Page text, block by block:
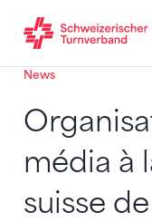
Zum Inhalt springen
Zur Sitemap
Zum Navigieren
News
média à
suisse